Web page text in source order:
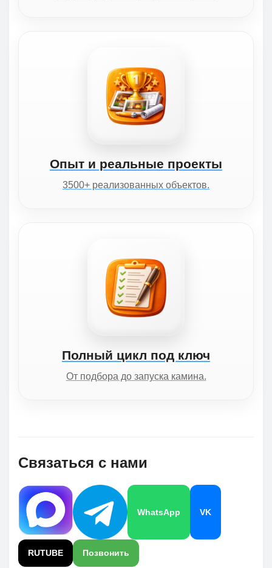
Опыт и реальные проекты
3500+ реализованных объектов.
Полный цикл под ключ
От подбора до запуска камина.
Связаться с нами
WhatsApp VK
RUTUBE Позвонить